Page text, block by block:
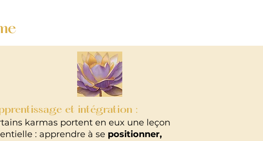
et intégration :
karmas portent en eux une leçon
: apprendre à se positionner,